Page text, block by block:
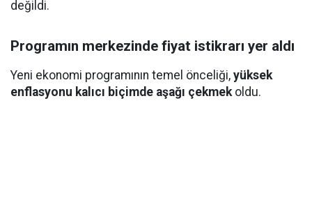
değildi.
Programın merkezinde fiyat istikrarı yer aldı
Yeni ekonomi programının temel önceliği, yüksek
enflasyonu kalıcı biçimde aşağı çekmekoldu.